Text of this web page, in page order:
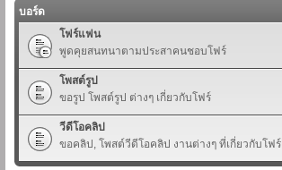
บอร์ด
โฟร์แฟน
พูดคุยสนทนาตามประสาคนชอบโฟร์
โพสต์รูป
ขอรูป โพสต์รูป ต่างๆ เกี่ยวกับโฟร์
วีดีโอคลิป
ขอคลิป, โพสต์วีดีโอคลิป งานต่างๆ ที่เกี่ยวกับโฟร์